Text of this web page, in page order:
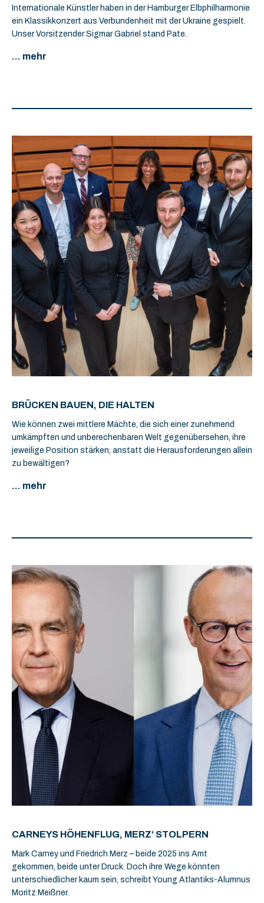
Internationale Künstler haben in der Hamburger Elbphilharmonie
ein Klassikkonzert aus Verbundenheit mit der Ukraine gespielt.
Unser Vorsitzender Sigmar Gabriel stand Pate.
... mehr
BRÜCKEN BAUEN, DIE HALTEN
Wie können zwei mittlere Mächte, die sich einer zunehmend
umkämpften und unberechenbaren Welt gegenübersehen, ihre
jeweilige Position stärken, anstatt die Herausforderungen allein
zu bewältigen?
... mehr
CARNEYS HÖHENFLUG, MERZ‘ STOLPERN
Mark Carney und Friedrich Merz – beide 2025 ins Amt
gekommen, beide unter Druck. Doch ihre Wege könnten
unterschiedlicher kaum sein, schreibt Young Atlantiks-Alumnus
Moritz Meißner.